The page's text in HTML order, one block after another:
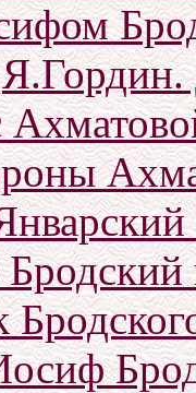
Я.Гордин.